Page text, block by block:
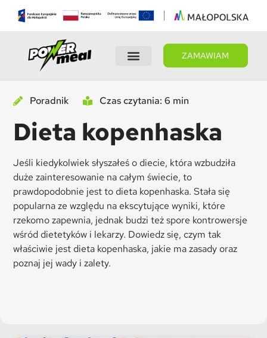
ZAMAWIAM
Poradnik Czas czytania: 6 min
Dieta kopenhaska
Jeśli kiedykolwiek słyszałeś o diecie, która wzbudziła
duże zainteresowanie na całym świecie, to
prawdopodobnie jest to dieta kopenhaska. Stała się
popularna ze względu na ekscytujące wyniki, które
rzekomo zapewnia, jednak budzi też spore kontrowersje
wśród dietetyków i lekarzy. Dowiedz się, czym tak
właściwie jest dieta kopenhaska, jakie ma zasady oraz
poznaj jej wady i zalety.